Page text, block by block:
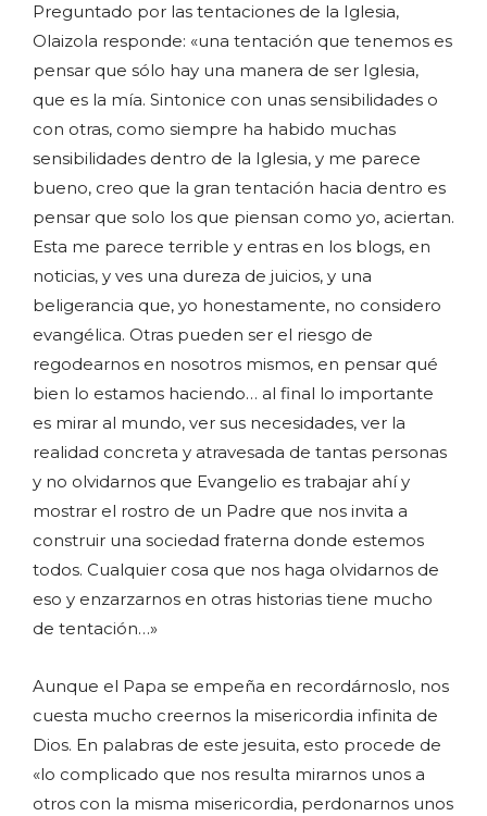
Preguntado por las tentaciones de la Iglesia,
Olaizola responde: «una tentación que tenemos es
pensar que sólo hay una manera de ser Iglesia,
que es la mía. Sintonice con unas sensibilidades o
con otras, como siempre ha habido muchas
sensibilidades dentro de la Iglesia, y me parece
bueno, creo que la gran tentación hacia dentro es
pensar que solo los que piensan como yo, aciertan.
Esta me parece terrible y entras en los blogs, en
noticias, y ves una dureza de juicios, y una
beligerancia que, yo honestamente, no considero
evangélica. Otras pueden ser el riesgo de
regodearnos en nosotros mismos, en pensar qué
bien lo estamos haciendo… al final lo importante
es mirar al mundo, ver sus necesidades, ver la
realidad concreta y atravesada de tantas personas
y no olvidarnos que Evangelio es trabajar ahí y
mostrar el rostro de un Padre que nos invita a
construir una sociedad fraterna donde estemos
todos. Cualquier cosa que nos haga olvidarnos de
eso y enzarzarnos en otras historias tiene mucho
de tentación…»
Aunque el Papa se empeña en recordárnoslo, nos
cuesta mucho creernos la misericordia infinita de
Dios. En palabras de este jesuita, esto procede de
«lo complicado que nos resulta mirarnos unos a
otros con la misma misericordia, perdonarnos unos